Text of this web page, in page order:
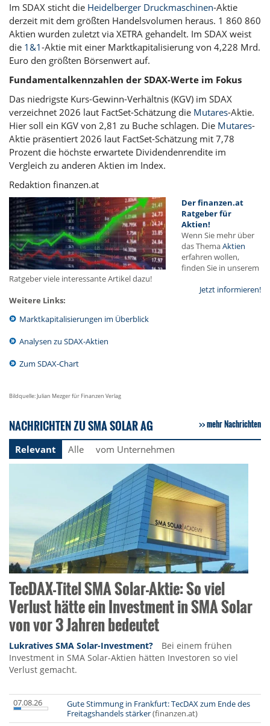
Im SDAX sticht die Heidelberger Druckmaschinen-Aktie
derzeit mit dem größten Handelsvolumen heraus. 1 860 860
Aktien wurden zuletzt via XETRA gehandelt. Im SDAX weist
die 1&1-Aktie mit einer Marktkapitalisierung von 4,228 Mrd.
Euro den größten Börsenwert auf.
Fundamentalkennzahlen der SDAX-Werte im Fokus
Das niedrigste Kurs-Gewinn-Verhältnis (KGV) im SDAX
verzeichnet 2026 laut FactSet-Schätzung die Mutares-Aktie.
Hier soll ein KGV von 2,81 zu Buche schlagen. Die Mutares-
Aktie präsentiert 2026 laut FactSet-Schätzung mit 7,78
Prozent die höchste erwartete Dividendenrendite im
Vergleich zu anderen Aktien im Index.
Redaktion finanzen.at
Der finanzen.at
Ratgeber für
Aktien!
Wenn Sie mehr über
das ThemaAktien
erfahren wollen,
finden Sie in unserem
Ratgeber viele interessante Artikel dazu!
Jetzt informieren!
Weitere Links:
Marktkapitalisierungen im Überblick
Analysen zu SDAX-Aktien
Zum SDAX-Chart
Bildquelle: Julian Mezger für Finanzen Verlag
NACHRICHTEN ZU SMA SOLAR AG mehr Nachrichten
Relevant Alle vom Unternehmen
TecDAX-Titel SMA Solar-Aktie: So viel
Verlust hätte ein Investment in SMA Solar
von vor 3 Jahren bedeutet
Lukratives SMA Solar-Investment?
Bei einem frühen
Investment in SMA Solar-Aktien hätten Investoren so viel
Verlust gemacht.
07.08.26
Gute Stimmung in Frankfurt: TecDAX zum Ende des
Freitagshandels stärker(finanzen.at)